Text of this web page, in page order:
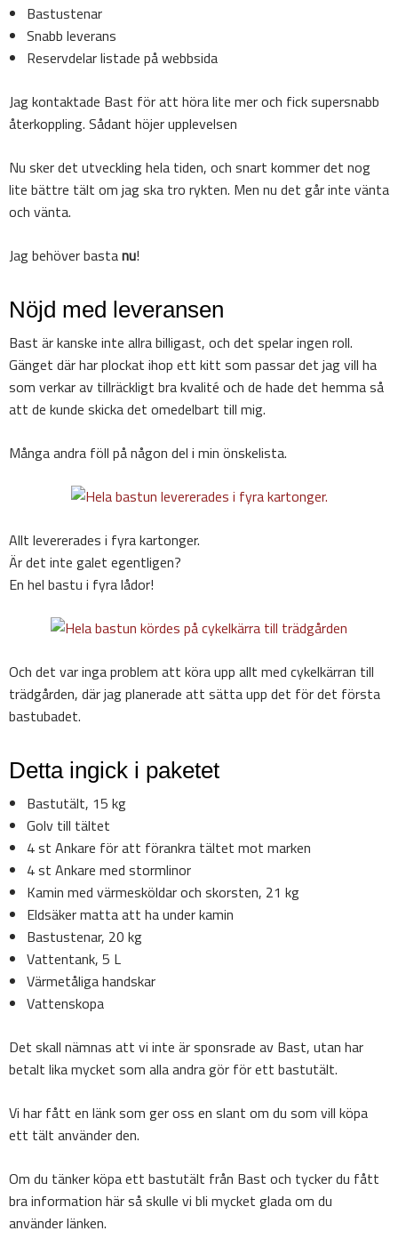
Bastustenar
Snabb leverans
Reservdelar listade på webbsida
Jag kontaktade Bast för att höra lite mer och fick supersnabb
återkoppling. Sådant höjer upplevelsen
Nu sker det utveckling hela tiden, och snart kommer det nog
lite bättre tält om jag ska tro rykten. Men nu det går inte vänta
och vänta.
Jag behöver bastanu!
Nöjd med leveransen
Bast är kanske inte allra billigast, och det spelar ingen roll.
Gänget där har plockat ihop ett kitt som passar det jag vill ha
som verkar av tillräckligt bra kvalité och de hade det hemma så
att de kunde skicka det omedelbart till mig.
Många andra föll på någon del i min önskelista.
Allt levererades i fyra kartonger.
Är det inte galet egentligen?
En hel bastu i fyra lådor!
Och det var inga problem att köra upp allt med cykelkärran till
trädgården, där jag planerade att sätta upp det för det första
bastubadet.
Detta ingick i paketet
Bastutält, 15 kg
Golv till tältet
4 st Ankare för att förankra tältet mot marken
4 st Ankare med stormlinor
Kamin med värmesköldar och skorsten, 21 kg
Eldsäker matta att ha under kamin
Bastustenar, 20 kg
Vattentank, 5 L
Värmetåliga handskar
Vattenskopa
Det skall nämnas att vi inte är sponsrade av Bast, utan har
betalt lika mycket som alla andra gör för ett bastutält.
Vi har fått en länk som ger oss en slant om du som vill köpa
ett tält använder den.
Om du tänker köpa ett bastutält från Bast och tycker du fått
bra information här så skulle vi bli mycket glada om du
använder länken.